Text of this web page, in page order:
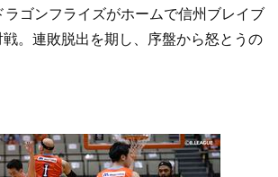
ゴンフライズがホームで信州ブレイブ
。連敗脱出を期し、序盤から怒とうの